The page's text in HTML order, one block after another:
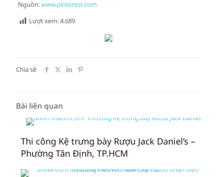
Nguồn:www.pinterest.com
Lượt xem:4.689
Chia sẽ
Bài liên quan
Thi công Kệ trưng bày Rượu Jack Daniel’s –
Phường Tân Định, TP.HCM